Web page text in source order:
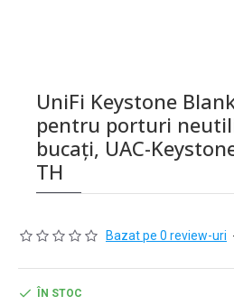
UniFi Keystone
pentru porturi
bucați, UAC-
TH
Bazat pe 0 review-uri
ÎN STOC